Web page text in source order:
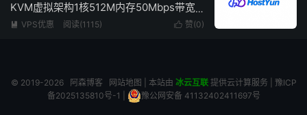
KVM虚拟架构1核512M内存50Mbps带宽
低至16.2元/月
 赞(0)
 VPS优惠 阅读(1115)
© 2019-2026 阿森博客 网站地图 | 本站由 冰云互联提供云计算服务 | 豫ICP
备2025135810号-1
豫公网安备 41132402411697号